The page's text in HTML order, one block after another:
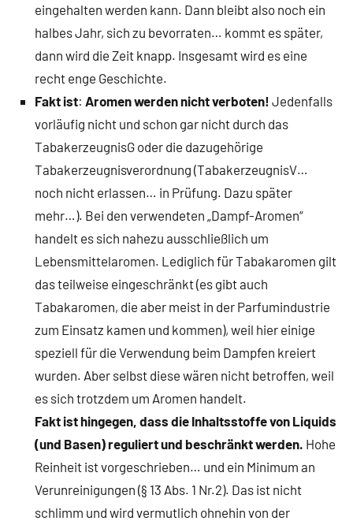
eingehalten werden kann. Dann bleibt also noch ein
halbes Jahr, sich zu bevorraten… kommt es später,
dann wird die Zeit knapp. Insgesamt wird es eine
recht enge Geschichte.
Fakt ist: Aromen werden nicht verboten! Jedenfalls
vorläufig nicht und schon gar nicht durch das
TabakerzeugnisG oder die dazugehörige
Tabakerzeugnisverordnung (TabakerzeugnisV…
noch nicht erlassen… in Prüfung. Dazu später
mehr…). Bei den verwendeten „Dampf-Aromen“
handelt es sich nahezu ausschließlich um
Lebensmittelaromen. Lediglich für Tabakaromen gilt
das teilweise eingeschränkt (es gibt auch
Tabakaromen, die aber meist in der Parfumindustrie
zum Einsatz kamen und kommen), weil hier einige
speziell für die Verwendung beim Dampfen kreiert
wurden. Aber selbst diese wären nicht betroffen, weil
es sich trotzdem um Aromen handelt.
Fakt ist hingegen, dass die Inhaltsstoffe von Liquids
(und Basen) reguliert und beschränkt werden. Hohe
Reinheit ist vorgeschrieben… und ein Minimum an
Verunreinigungen (§ 13 Abs. 1 Nr.2). Das ist nicht
schlimm und wird vermutlich ohnehin von der